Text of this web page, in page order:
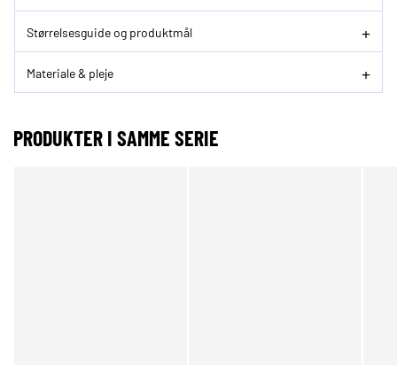
Størrelsesguide og produktmål
Materiale & pleje
PRODUKTER I SAMME SERIE